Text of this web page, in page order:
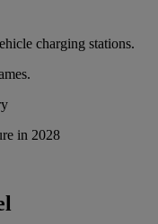
charging stations.
in 2028